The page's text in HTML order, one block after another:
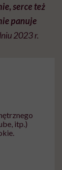
serce też
panuje
2023 r.
itp.)